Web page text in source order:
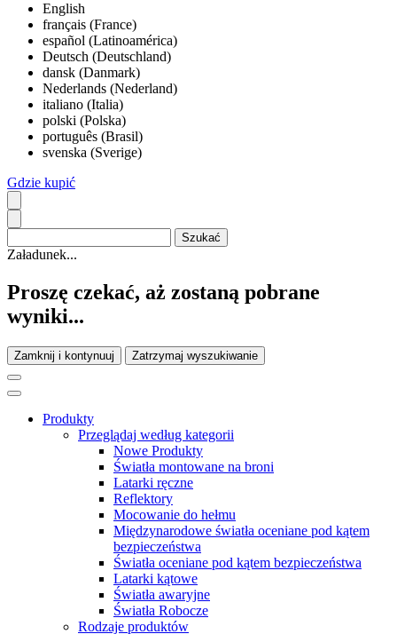
English
français (France)
español (Latinoamérica)
Deutsch (Deutschland)
dansk (Danmark)
Nederlands (Nederland)
italiano (Italia)
polski (Polska)
português (Brasil)
svenska (Sverige)
Gdzie kupić
Załadunek...
Proszę czekać, aż zostaną pobrane
wyniki...
Zamknij i kontynuuj Zatrzymaj wyszukiwanie
Produkty
Przeglądaj według kategorii
Nowe Produkty
Światła montowane na broni
Latarki ręczne
Reflektory
Mocowanie do hełmu
Międzynarodowe światła oceniane pod kątem
bezpieczeństwa
Światła oceniane pod kątem bezpieczeństwa
Latarki kątowe
Światła awaryjne
Światła Robocze
Rodzaje produktów